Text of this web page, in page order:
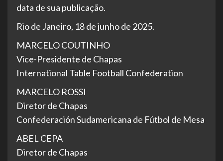
data de sua publicação.
Rio de Janeiro, 18 de junho de 2025.
MARCELO COUTINHO
Vice-Presidente de Chapas
International Table Football Confederation
MARCELO ROSSI
Diretor de Chapas
Confederación Sudamericana de Fútbol de Mesa
ABEL CEPA
Diretor de Chapas